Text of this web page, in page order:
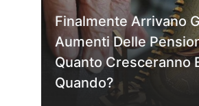
Finalmente Arrivano
Aumenti Delle
Quanto Cresceranno
Quando?